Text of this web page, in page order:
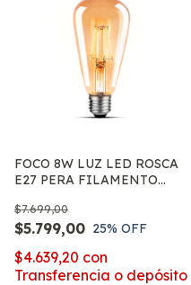
FOCO 8W LUZ LED ROSCA
E27 PERA FILAMENTO
$5.799,00
$7.699,00
25% OFF
$4.639,20 con
Transferencia o depósito